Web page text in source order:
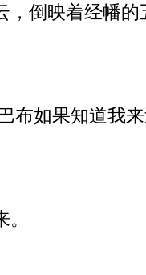
，倒映着经幡的
布如果知道我